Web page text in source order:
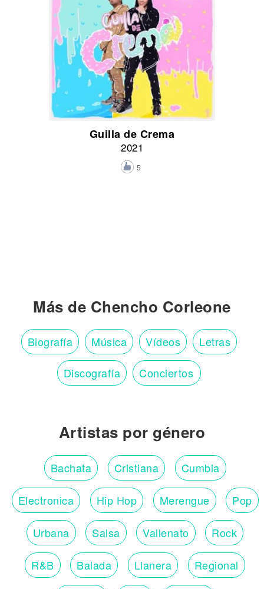
Guilla de Crema
2021
5
Más de Chencho Corleone
Biografía Música Vídeos Letras
Discografía Conciertos
Artistas por género
Bachata Cristiana Cumbia
Electronica Hip Hop Merengue Pop
Urbana Salsa Vallenato Rock
R&B Balada Llanera Regional